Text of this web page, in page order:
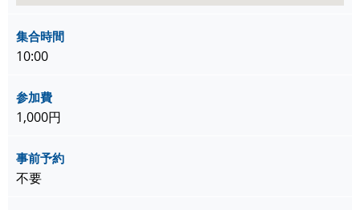
集合時間
10:00
参加費
1,000円
事前予約
不要